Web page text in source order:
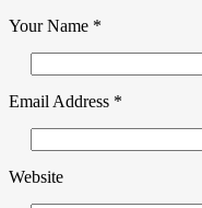
Your Name *
Email Address *
Website